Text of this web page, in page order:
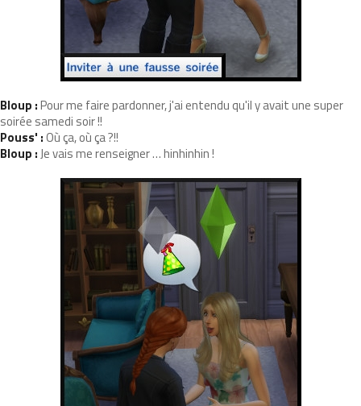
Bloup :Pour me faire pardonner, j'ai entendu qu'il y avait une super
soirée samedi soir !!
Pouss' :Où ça, où ça ?!!
Bloup :Je vais me renseigner … hinhinhin !